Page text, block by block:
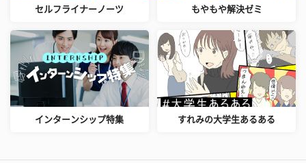
セルフライナーノーツ もやもや解決ゼミ
インターンシップ特集 すれみの大学生あるある